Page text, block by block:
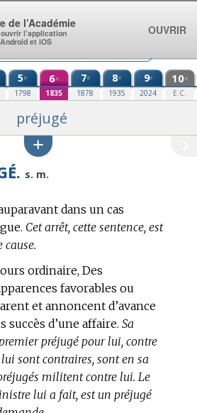
5e
1798
6e
1835
7e
1878
8e
1935
9e
2024
10e
E.C.
préjugé
s. m.
dans un cas
Cet arrêt, cette sentence, est
ordinaire, Des
favorables ou
et annoncent d’avance
succès d’une affaire. Sa
préjugé pour lui, contre
sont contraires, sont en sa
militent contre lui. Le
lui a fait, est un préjugé
de l’Académie
l’application
et iOS
OUVRIR